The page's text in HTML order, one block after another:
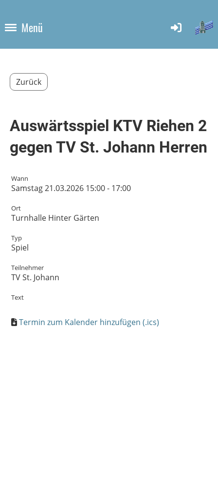
Menü
Zurück
Auswärtsspiel KTV Riehen 2
gegen TV St. Johann Herren
Wann
Samstag 21.03.2026 15:00 - 17:00
Ort
Turnhalle Hinter Gärten
Typ
Spiel
Teilnehmer
TV St. Johann
Text
Termin zum Kalender hinzufügen (.ics)